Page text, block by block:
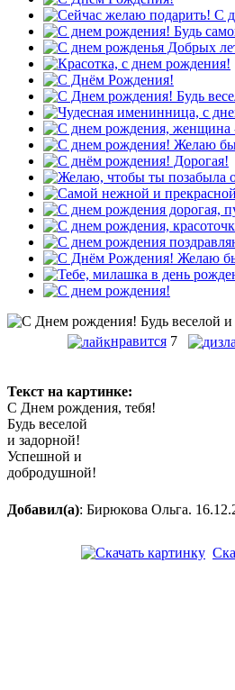
нравится 7
Текст на картинке:
С Днем рождения, тебя!
Будь веселой
и задорной!
Успешной и
добродушной!
Добавил(а): Бирюкова Ольга.